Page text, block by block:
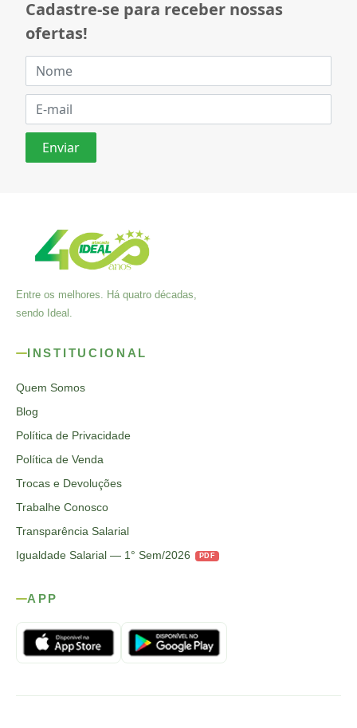
Cadastre-se para receber nossas
ofertas!
Entre os melhores. Há quatro décadas,
sendo Ideal.
INSTITUCIONAL
Quem Somos
Blog
Política de Privacidade
Política de Venda
Trocas e Devoluções
Trabalhe Conosco
Transparência Salarial
Igualdade Salarial — 1° Sem/2026
PDF
APP